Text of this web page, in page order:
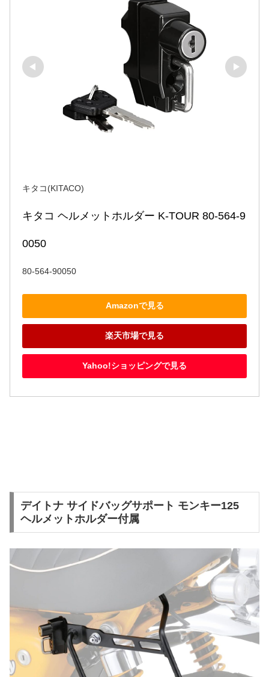
キタコ(KITACO)
キタコ ヘルメットホルダー K-TOUR 80-564-9
0050
80-564-90050
Amazonで見る
楽天市場で見る
Yahoo!ショッピングで見る
デイトナ サイドバッグサポート モンキー125
ヘルメットホルダー付属